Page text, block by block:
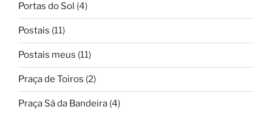
Portas do Sol (4)
Postais (11)
Postais meus (11)
Praça de Toiros (2)
Praça Sá da Bandeira (4)